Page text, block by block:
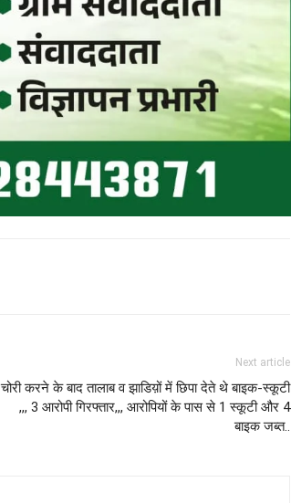
Next article
चोरी करने के बाद तालाब व झाडिय़ों में छिपा देते थे बाइक-स्कूटी
,,, 3 आरोपी गिरफ्तार,,, आरोपियों के पास से 1 स्कूटी और 4
बाइक जब्त..